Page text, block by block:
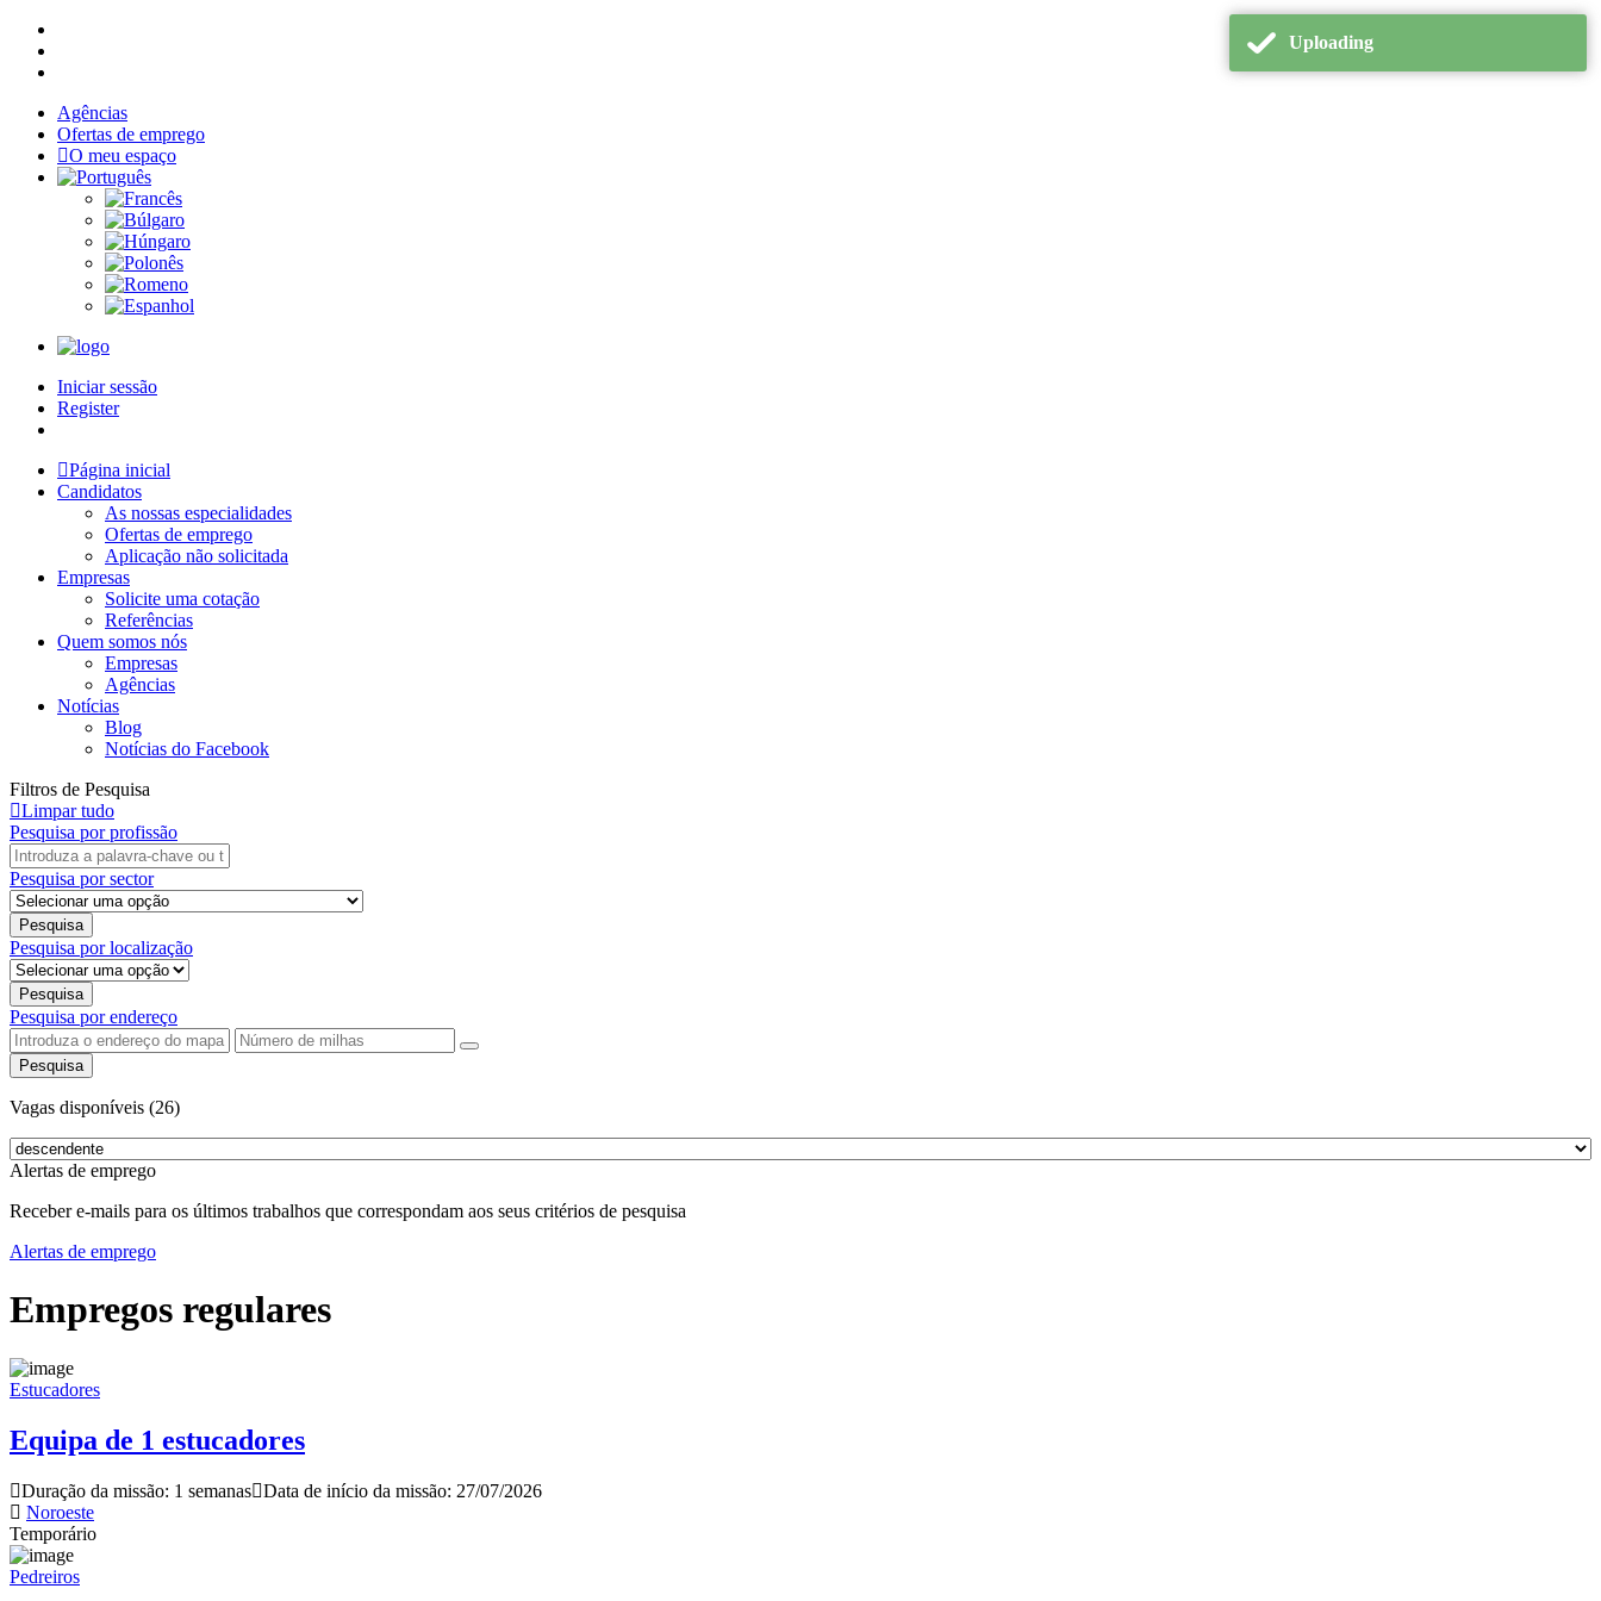
Agências
Ofertas de emprego
O meu espaço
Iniciar sessão
Register
Página inicial
Candidatos
As nossas especialidades
Ofertas de emprego
Aplicação não solicitada
Empresas
Solicite uma cotação
Referências
Quem somos nós
Empresas
Agências
Notícias
Blog
Notícias do Facebook
Filtros de Pesquisa
Limpar tudo
Pesquisa por profissão
Pesquisa por sector
Pesquisa por localização
Pesquisa por endereço
Pesquisa
Vagas disponíveis (26)
Alertas de emprego
Receber e-mails para os últimos trabalhos que correspondam aos seus critérios de pesquisa
Alertas de emprego
Empregos regulares
Estucadores
Equipa de 1 estucadores
Duração da missão: 1 semanas Data de início da missão: 27/07/2026
Noroeste
Temporário
Pedreiros
Uploading